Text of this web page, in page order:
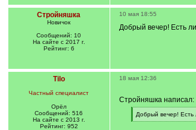
Стройняшка
Новичок
Сообщений: 10
На сайте с 2017 г.
Рейтинг: 6
10 мая 18:55
Добрый вечер! Есть
Tilo
Частный специалист
Орёл
Сообщений: 516
На сайте с 2013 г.
Рейтинг: 952
18 мая 12:36
Стройняшка написал:
[
q
Добрый вечер! Есть
[